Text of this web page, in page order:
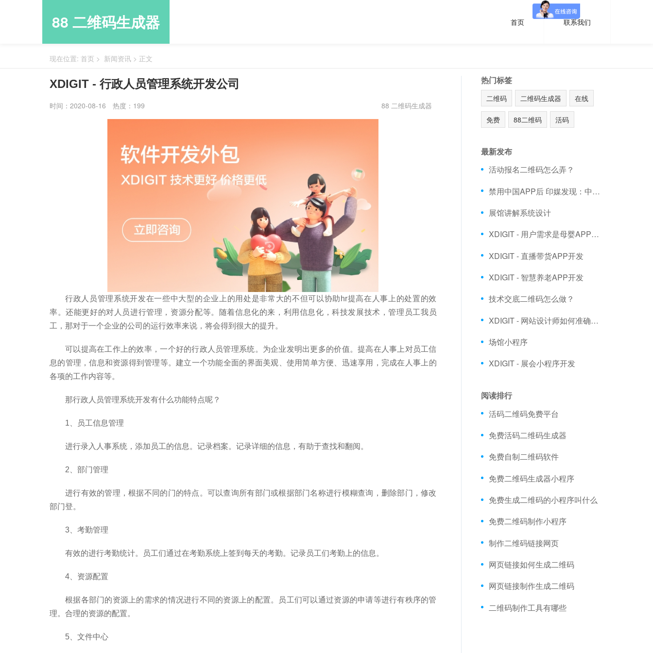
88 二维码生成器 首页 联系我们
现在位置: 首页 > 新闻资讯 > 正文
XDIGIT - 行政人员管理系统开发公司
时间：2020-08-16 88 二维码生成器
热度：199
行政人员管理系统开发在一些中大型的企业上的用处是非常大的不但可以协助hr提高在人事上的处置的效
率。还能更好的对人员进行管理，资源分配等。随着信息化的来，利用信息化，科技发展技术，管理员工我员
工，那对于一个企业的公司的运行效率来说，将会得到很大的提升。
可以提高在工作上的效率，一个好的行政人员管理系统。为企业发明出更多的价值。提高在人事上对员工信
息的管理，信息和资源得到管理等。建立一个功能全面的界面美观、使用简单方便、迅速享用，完成在人事上的
各项的工作内容等。
那行政人员管理系统开发有什么功能特点呢？
1、员工信息管理
进行录入人事系统，添加员工的信息。记录档案。记录详细的信息，有助于查找和翻阅。
2、部门管理
进行有效的管理，根据不同的门的特点。可以查询所有部门或根据部门名称进行模糊查询，删除部门，修改
部门登。
3、考勤管理
有效的进行考勤统计。员工们通过在考勤系统上签到每天的考勤。记录员工们考勤上的信息。
4、资源配置
根据各部门的资源上的需求的情况进行不同的资源上的配置。员工们可以通过资源的申请等进行有秩序的管
理。合理的资源的配置。
5、文件中心
热门标签
二维码 二维码生成器 在线
免费 88二维码 活码
最新发布
活动报名二维码怎么弄？
禁用中国APP后 印媒发现：中国手机在印销量不降反升
展馆讲解系统设计
XDIGIT - 用户需求是母婴APP开发市场的发展根本
XDIGIT - 直播带货APP开发
XDIGIT - 智慧养老APP开发
技术交底二维码怎么做？
XDIGIT - 网站设计师如何准确了解客户需求
场馆小程序
XDIGIT - 展会小程序开发
阅读排行
活码二维码免费平台
免费活码二维码生成器
免费自制二维码软件
免费二维码生成器小程序
免费生成二维码的小程序叫什么
免费二维码制作小程序
制作二维码链接网页
网页链接如何生成二维码
网页链接制作生成二维码
二维码制作工具有哪些